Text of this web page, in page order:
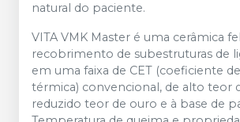
natural do paciente.
VITA VMK Master é uma cerâmica
recobrimento de subestruturas de
em uma faixa de CET (coeficiente
térmica) convencional, de alto teor
reduzido teor de ouro e à base de